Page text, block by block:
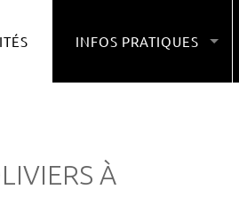
INFOS PRATIQUES
À